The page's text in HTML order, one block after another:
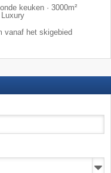
keuken · 3000m²
Luxury
vanaf het skigebied